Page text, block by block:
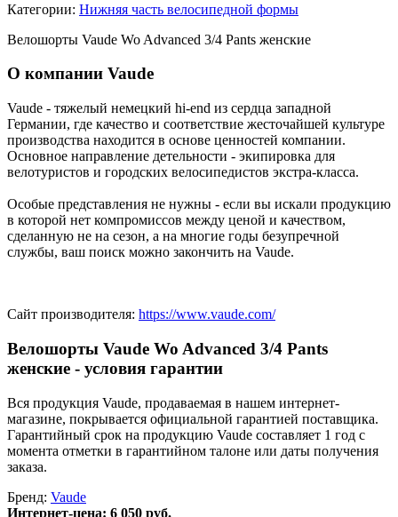
Категории: Нижняя часть велосипедной формы
Велошорты Vaude Wo Advanced 3/4 Pants женские
О компании Vaude
Vaude - тяжелый немецкий hi-end из сердца западной
Германии, где качество и соответствие жесточайшей культуре
производства находится в основе ценностей компании.
Основное направление детельности - экипировка для
велотуристов и городских велосипедистов экстра-класса.
Особые представления не нужны - если вы искали продукцию
в которой нет компромиссов между ценой и качеством,
сделанную не на сезон, а на многие годы безупречной
службы, ваш поиск можно закончить на Vaude.
Сайт производителя: https://www.vaude.com/
Велошорты Vaude Wo Advanced 3/4 Pants
женские - условия гарантии
Вся продукция Vaude, продаваемая в нашем интернет-
магазине, покрывается официальной гарантией поставщика.
Гарантийный срок на продукцию Vaude составляет 1 год с
момента отметки в гарантийном талоне или даты получения
заказа.
Бренд: Vaude
Интернет-цена: 6 050 руб.